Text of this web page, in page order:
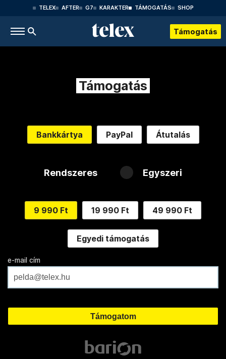
TELEX AFTER G7 KARAKTER TÁMOGATÁS SHOP
Támogatás
Támogatás
Bankkártya PayPal Átutalás
Rendszeres Egyszeri
9 990 Ft 19 990 Ft 49 990 Ft
Egyedi támogatás
e-mail cím